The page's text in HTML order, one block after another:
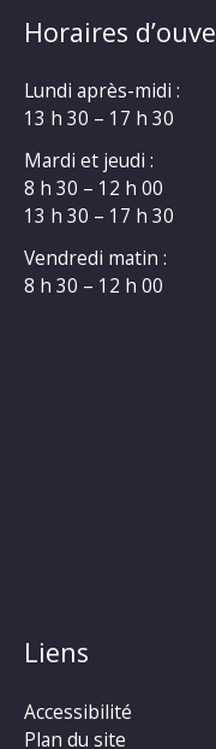
Horaires
Lundi après-midi :
13 h 30 – 17 h 30
Mardi et jeudi :
8 h 30 – 12 h 00
13 h 30 – 17 h 30
Vendredi matin :
8 h 30 – 12 h 00
Liens
Accessibilité
Plan du site